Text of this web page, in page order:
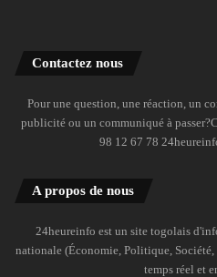
Contactez nous
Pour une question, une réaction, un
publicité ou un communiqué à
98 12 67 78
A propos de nous
24heureinfo est un site togolais
nationale (Économie, Politique,
temps réel et